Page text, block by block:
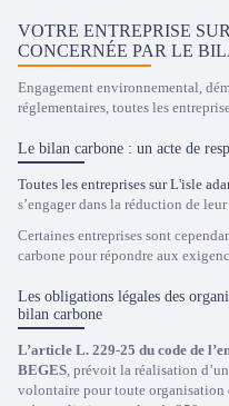
VOTRE ENTREPRISE
CONCERNÉE PAR LE
Engagement environnemental,
réglementaires, toutes les
Le bilan carbone : un acte de
Toutes les entreprises sur L'isle
s’engager dans la réduction de
Certaines entreprises sont
carbone pour répondre aux
Les obligations légales des
bilan carbone
L’article L. 229-25 du code de
BEGES, prévoit la réalisation
volontaire pour toute organisation